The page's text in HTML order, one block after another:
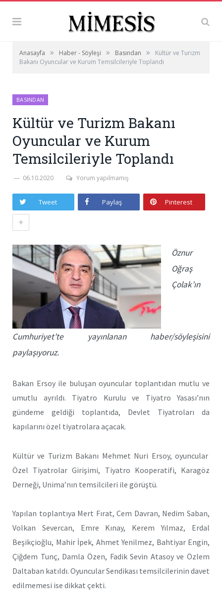
Anasayfa » Haber - Söyleşi » Basından »
Kültür ve Turizm
Bakanı Oyuncular ve Kurum Temsilcileriyle Toplandı
BASINDAN
Kültür ve Turizm Bakanı
Oyuncular ve Kurum
Temsilcileriyle Toplandı
06.10.2020 Yorum yapılmamış
Tweet Paylaş Pinterest
+
Öznur
Oğraş
Çolak’ın
Cumhuriyet’te yayınlanan haber/söyleşisini
paylaşıyoruz.
Bakan Ersoy ile buluşan oyuncular toplantıdan mutlu ve
umutlu ayrıldı. Tiyatro Kurulu ve Tiyatro Yasası’nın
gündeme geldiği toplantıda, Devlet Tiyatroları da
kapılarını özel tiyatrolara açacak.
Kültür ve Turizm Bakanı Mehmet Nuri Ersoy, oyuncular
Özel Tiyatrolar Girişimi, Tiyatro Kooperatifi, Karagöz
Derneği, Unima’nın temsilcileri ile görüştü.
Yapılan toplantıya Mert Fırat, Cem Davran, Nedim Saban,
Volkan Severcan, Emre Kınay, Kerem Yılmaz, Erdal
Beşikçioğlu, Mahir İpek, Ahmet Yenilmez, Bahtiyar Engin,
Çiğdem Tunç, Damla Özen, Fadik Sevin Atasoy ve Özlem
Daltaban katıldı. Oyuncular Sendikası temsilcilerinin davet
edilmemesi ise dikkat çekti.